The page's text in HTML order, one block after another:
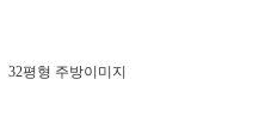
32평형 주방이미지